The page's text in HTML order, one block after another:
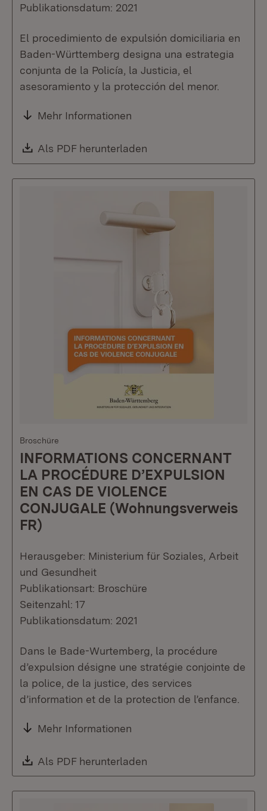
Publikationsdatum: 2021
El procedimiento de expulsión domiciliaria en
Baden-Württemberg designa una estrategia
conjunta de la Policía, la Justicia, el
asesoramiento y la protección del menor.
Mehr Informationen
Download:
Als PDF herunterladen
Broschüre
INFORMATIONS CONCERNANT
LA PROCÉDURE D’EXPULSION
EN CAS DE VIOLENCE
CONJUGALE (Wohnungsverweis
FR)
Herausgeber: Ministerium für Soziales, Arbeit
und Gesundheit
Publikationsart: Broschüre
Seitenzahl: 17
Publikationsdatum: 2021
Dans le Bade-Wurtemberg, la procédure
d’expulsion désigne une stratégie conjointe de
la police, de la justice, des services
d’information et de la protection de l’enfance.
Mehr Informationen
Download:
Als PDF herunterladen